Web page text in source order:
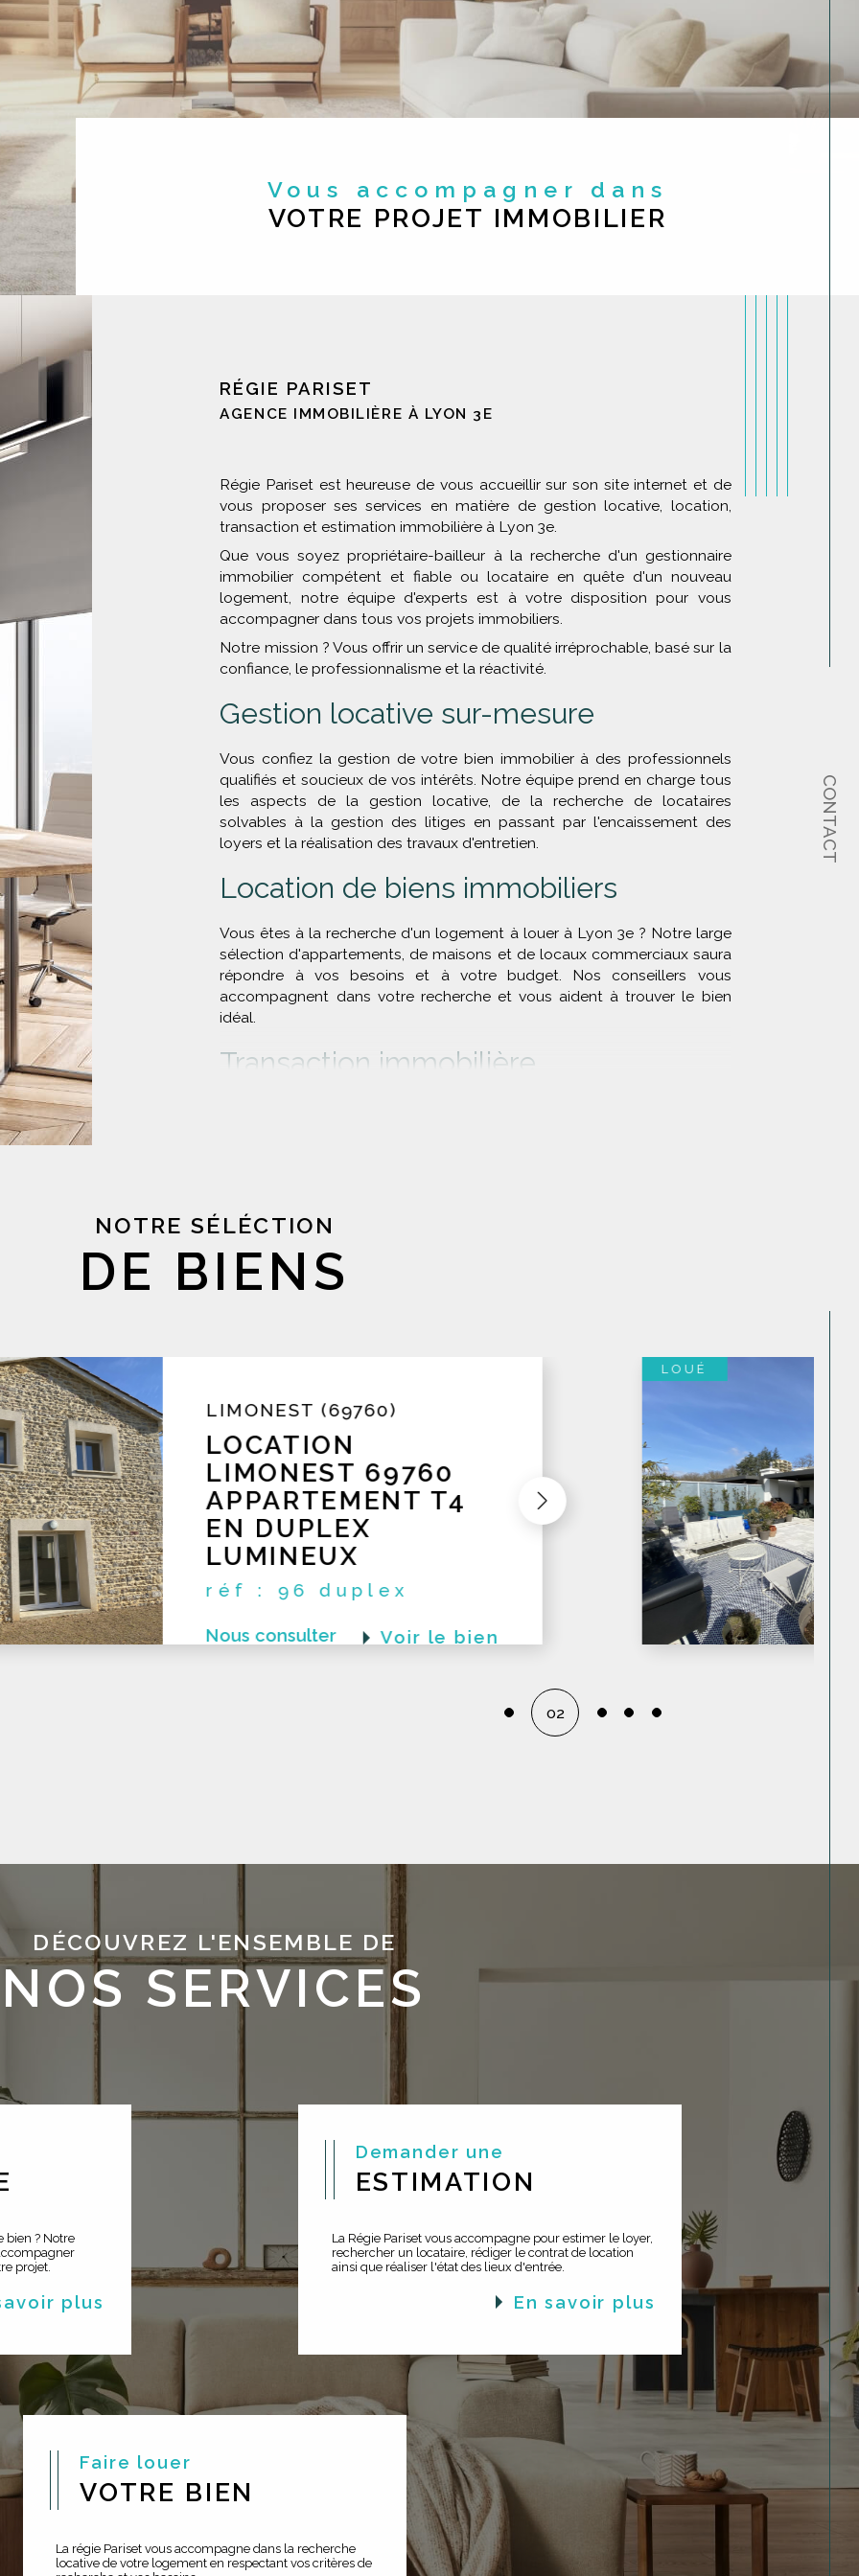
CONTACT
Vous accompagner dans
VOTRE PROJET IMMOBILIER
RÉGIE PARISET
AGENCE IMMOBILIÈRE À LYON 3E
Régie Pariset est heureuse de vous accueillir sur son site internet et de
vous proposer ses services en matière de gestion locative, location,
transaction et estimation immobilière à Lyon 3e.
Que vous soyez propriétaire-bailleur à la recherche d'un gestionnaire
immobilier compétent et fiable ou locataire en quête d'un nouveau
logement, notre équipe d'experts est à votre disposition pour vous
accompagner dans tous vos projets immobiliers.
Notre mission ? Vous offrir un service de qualité irréprochable, basé sur la
confiance, le professionnalisme et la réactivité.
Gestion locative sur-mesure
Vous confiez la gestion de votre bien immobilier à des professionnels
qualifiés et soucieux de vos intérêts. Notre équipe prend en charge tous
les aspects de la gestion locative, de la recherche de locataires
solvables à la gestion des litiges en passant par l'encaissement des
loyers et la réalisation des travaux d'entretien.
Location de biens immobiliers
Vous êtes à la recherche d'un logement à louer à Lyon 3e ? Notre large
sélection d'appartements, de maisons et de locaux commerciaux saura
répondre à vos besoins et à votre budget. Nos conseillers vous
accompagnent dans votre recherche et vous aident à trouver le bien
idéal.
Transaction immobilière
marché immobilier lyonnais, nous vous proposons une large sélection
Grâce à nos
annonces immobilières
biens, régulièrement mis à jour.
transaction équitable et réussie, en toute transparence et confiance.
NOTRE SÉLÉCTION
DE BIENS
ÉCULLY (69130)
LOCATION ECULLY
69130
APPARTEMENT T5
EN DERNIER ÉTAGE
EXCELLENT ÉTAT
réf : 232
LOCATION Ecully 69130 RARE Appartement toit-
terrase en dernier étage en excellent état dans une
Nous consulter Voir le bien
LOUÉ
02
DÉCOUVREZ L'ENSEMBLE DE
NOS SERVICES
bien ? Notre
projet.
savoir plus
Demander une
ESTIMATION
La Régie Pariset vous accompagne pour estimer le loyer,
rechercher un locataire, rédiger le contrat de location
ainsi que réaliser l'état des lieux d'entrée.
en savoir plus
Faire louer
VOTRE BIEN
La régie Pariset vous accompagne dans la recherche
locative de votre logement en respectant vos critères de